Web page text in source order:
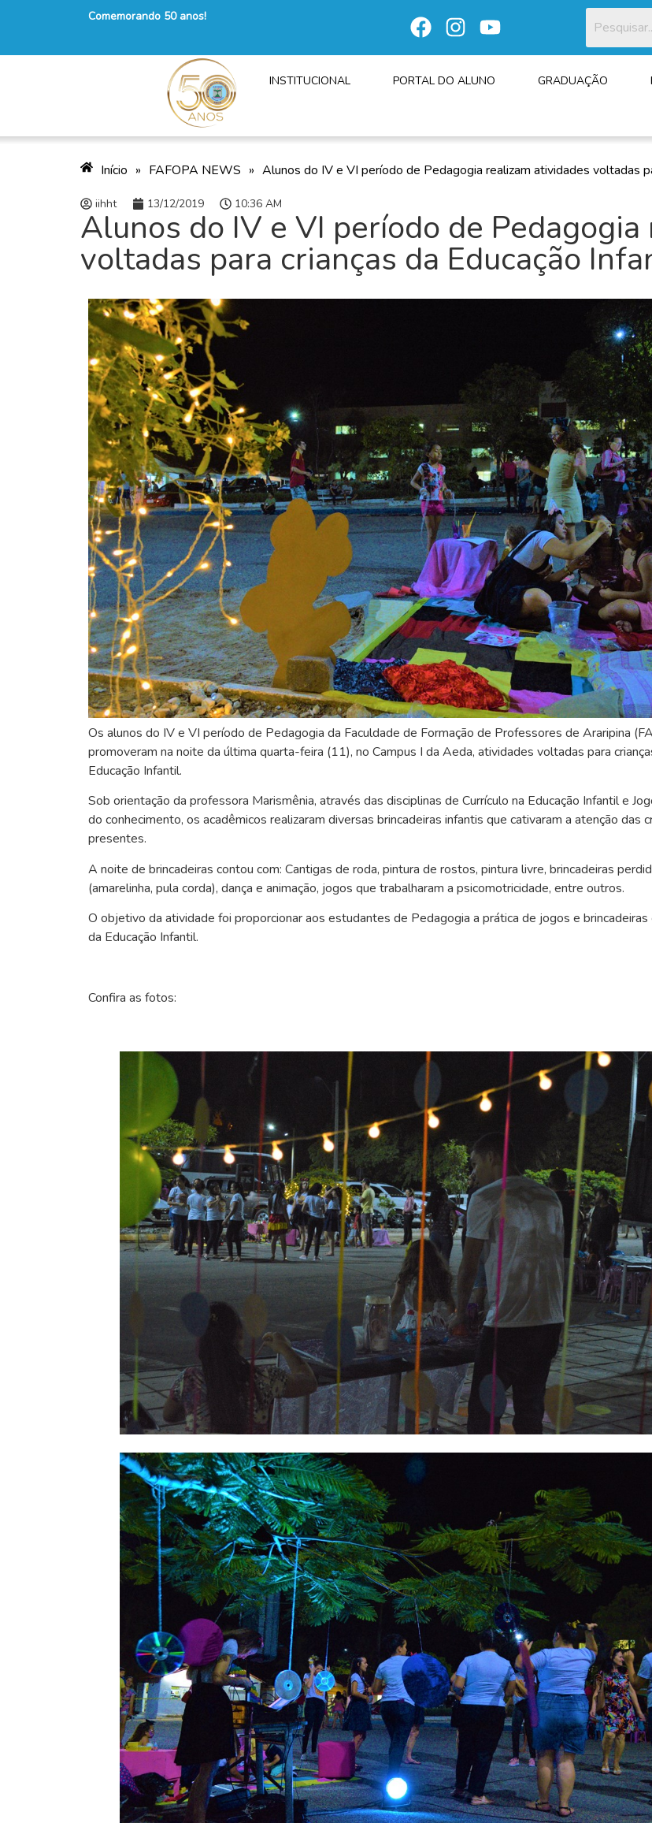
Comemorando 50 anos!
INSTITUCIONAL PORTAL DO ALUNO GRADUAÇÃO
Início » FAFOPA NEWS » Alunos do IV e VI período de Pedagogia realizam atividades voltadas
iihht 13/12/2019 10:36 AM
Alunos do IV e VI período de
voltadas para crianças da Educação
Os alunos do IV e VI período de Pedagogia da Faculdade de Formação de Professores de Araripina
promoveram na noite da última quarta-feira (11), no Campus I da Aeda, atividades voltadas para
Educação Infantil.
Sob orientação da professora Marismênia, através das disciplinas de Currículo na Educação Infantil e
do conhecimento, os acadêmicos realizaram diversas brincadeiras infantis que cativaram a atenção das
presentes.
A noite de brincadeiras contou com: Cantigas de roda, pintura de rostos, pintura livre, brincadeiras
(amarelinha, pula corda), dança e animação, jogos que trabalharam a psicomotricidade, entre outros.
O objetivo da atividade foi proporcionar aos estudantes de Pedagogia a prática de jogos e brincadeiras
da Educação Infantil.
Confira as fotos: